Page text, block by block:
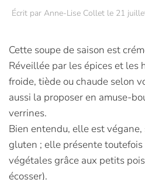
Écrit par Anne-Lise Collet le 21
Cette soupe de saison est
Réveillée par les épices et les
froide, tiède ou chaude selon
aussi la proposer en amuse-
verrines.
Bien entendu, elle est
gluten ; elle présente
végétales grâce aux petits
écosser).